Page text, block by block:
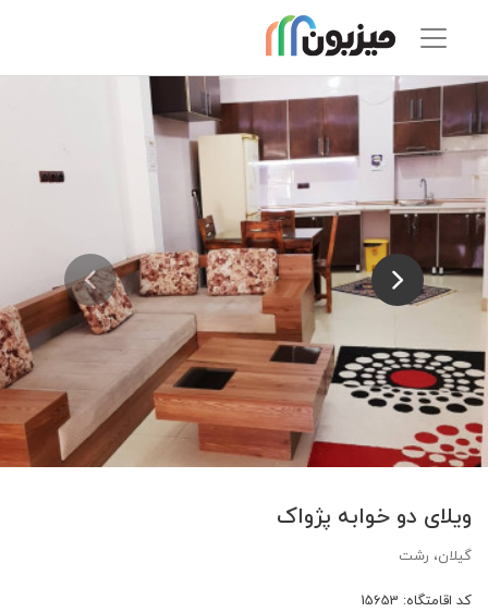
ویلای دو خوابه پژواک
گیلان، رشت
کد اقامتگاه: